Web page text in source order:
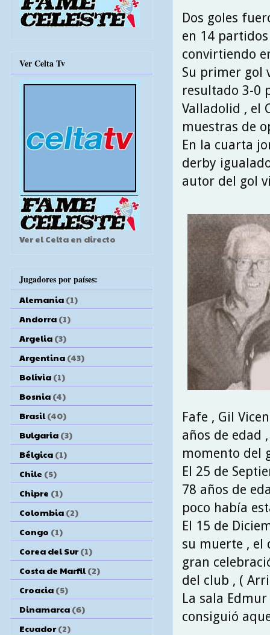
Dos goles
en 14
convirtiendo
Su primer gol
resultado 3-0
Valladolid , el
muestras de
En la cuarta
derby
autor del gol
Fafe , Gil
años de edad
momento del
El 25 de
78 años de
poco había
El 15 de
su muerte , el
gran
del club , (
La sala
consiguió
Ver Celta Tv
Ver el Celta en directo
Jugadores por países:
Alemania (1)
Andorra (1)
Argelia (3)
Argentina (43)
Bolivia (1)
Bosnia (4)
Brasil (40)
Bulgaria (3)
Bélgica (1)
Chile (5)
Chipre (1)
Colombia (2)
Congo (1)
Corea del Sur (1)
Costa de Marfil (2)
Croacia (5)
Dinamarca (6)
Ecuador (2)